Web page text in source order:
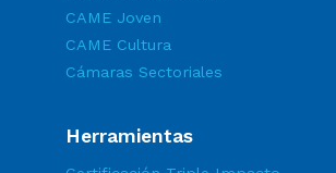
CAME Joven
CAME Cultura
Cámaras Sectoriales
Herramientas